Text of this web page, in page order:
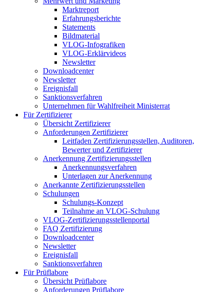
Marktreport
Erfahrungsberichte
Statements
Bildmaterial
VLOG-Infografiken
VLOG-Erklärvideos
Newsletter
Downloadcenter
Newsletter
Ereignisfall
Sanktionsverfahren
Unternehmen für Wahlfreiheit Ministerrat
Für Zertifizierer
Übersicht Zertifizierer
Anforderungen Zertifizierer
Leitfaden Zertifizierungsstellen, Auditoren,
Bewerter und Zertifizierer
Anerkennung Zertifizierungsstellen
Anerkennungsverfahren
Unterlagen zur Anerkennung
Anerkannte Zertifizierungsstellen
Schulungen
Schulungs-Konzept
Teilnahme an VLOG-Schulung
VLOG-Zertifizierungsstellenportal
FAQ Zertifizierung
Downloadcenter
Newsletter
Ereignisfall
Sanktionsverfahren
Für Prüflabore
Übersicht Prüflabore
Anforderungen Prüflabore